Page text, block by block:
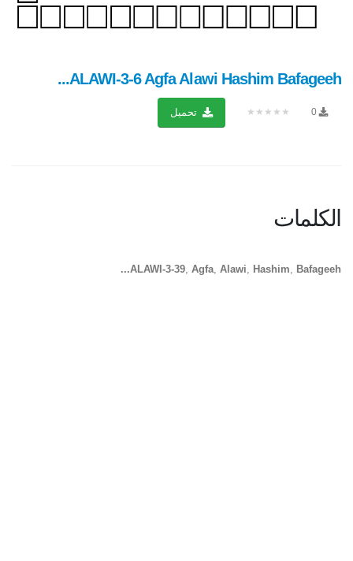
ALAWI-3-6 Agfa Alawi Hashim Bafageeh...
0
★★★★★ تحميل
الكلمات
ALAWI-3-39 Agfa Alawi Hashim Bafageeh...